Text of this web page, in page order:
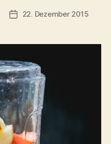
Veröffentlichungsdatum
22. Dezember 2015